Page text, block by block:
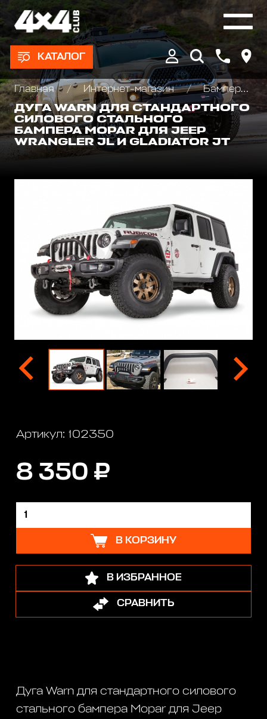
КАТАЛОГ
Главная Интернет-магазин
Бамперы и пороги силовые, площадки под лебедку
ДУГА WARN ДЛЯ СТАНДАРТНОГО
СИЛОВОГО СТАЛЬНОГО
БАМПЕРА MOPAR ДЛЯ JEEP
WRANGLER JL И GLADIATOR JT
Артикул: 102350
8 350 ₽
В КОРЗИНУ
В ИЗБРАННОЕ
СРАВНИТЬ
Дуга Warn для стандартного силового
стального бампера Mopar для Jeep